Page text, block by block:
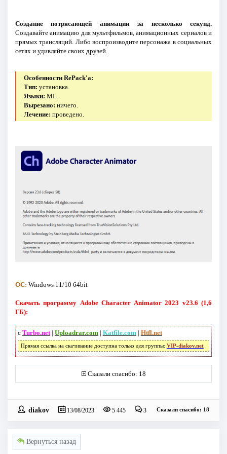
Создание потрясающей анимации за несколько секунд.
Создавайте анимацию для мультфильмов, анимационных сериалов и
прямых трансляций. Либо воспроизводите персонажа в социальных
сетях и удивляйте своих друзей.
Особенности RePack'a:
Тип: установка.
Языки: ML.
Вырезано: ничего.
Лечение: проведено.
ОС: Windows 11/10 64bit
Скачать программу Adobe Character Animator 2023 v23.6 (1,6
ГБ):
с Turbo.net| Uploadrar.com | Katfile.com | Htfl.net
Прямая ссылка на скачивание доступна только для группы: VIP-diakov.net
Сказали спасибо: 18
diakov 13/08/2023 5 445 3 Сказали спасибо: 18
Вернуться назад